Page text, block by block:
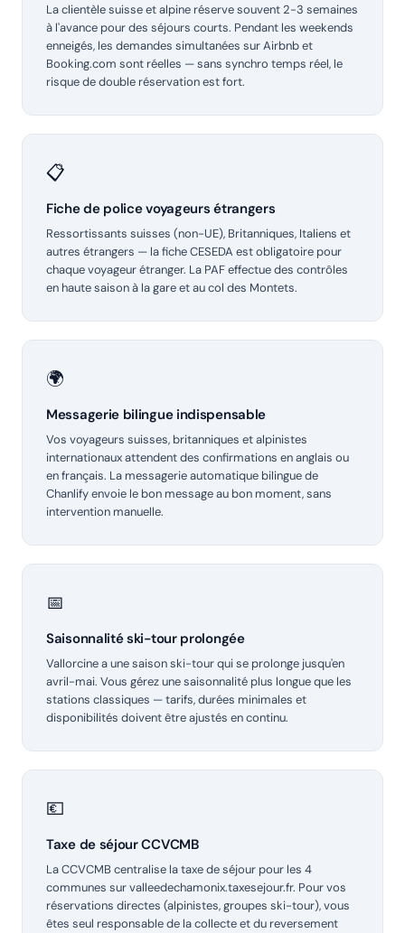
La clientèle suisse et alpine réserve souvent 2-3 semaines
à l'avance pour des séjours courts. Pendant les weekends
enneigés, les demandes simultanées sur Airbnb et
Booking.com sont réelles — sans synchro temps réel, le
risque de double réservation est fort.
📋
Fiche de police voyageurs étrangers
Ressortissants suisses (non-UE), Britanniques, Italiens et
autres étrangers — la fiche CESEDA est obligatoire pour
chaque voyageur étranger. La PAF effectue des contrôles
en haute saison à la gare et au col des Montets.
🌍
Messagerie bilingue indispensable
Vos voyageurs suisses, britanniques et alpinistes
internationaux attendent des confirmations en anglais ou
en français. La messagerie automatique bilingue de
Chanlify envoie le bon message au bon moment, sans
intervention manuelle.
📅
Saisonnalité ski-tour prolongée
Vallorcine a une saison ski-tour qui se prolonge jusqu'en
avril-mai. Vous gérez une saisonnalité plus longue que les
stations classiques — tarifs, durées minimales et
disponibilités doivent être ajustés en continu.
💶
Taxe de séjour CCVCMB
La CCVCMB centralise la taxe de séjour pour les 4
communes sur valleedechamonix.taxesejour.fr. Pour vos
réservations directes (alpinistes, groupes ski-tour), vous
êtes seul responsable de la collecte et du reversement